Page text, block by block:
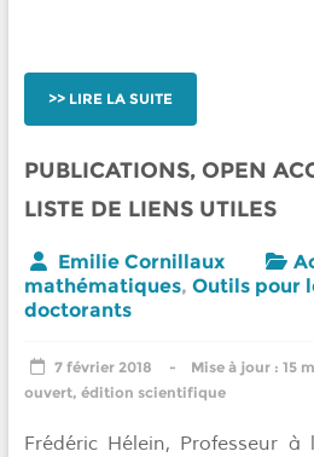
LIRE LA SUITE
PUBLICATIONS, OPEN
LISTE DE LIENS UTILES
Emilie Cornillaux
mathématiques, Outils pour
doctorants
7 février 2018 15
ouvert, édition scientifique
Frédéric Hélein, Professeur à